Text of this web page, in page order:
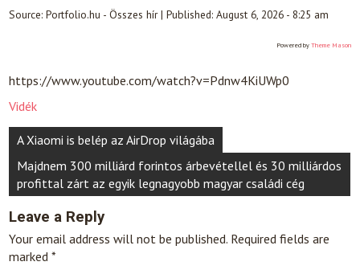
Source:Portfolio.hu - Összes hír|Published:August 6, 2026 - 8:25 am
Powered by Theme Mason
https://www.youtube.com/watch?v=Pdnw4KiUWp0
Vidék
Post
navigation
A Xiaomi is belép az AirDrop világába
Majdnem 300 milliárd forintos árbevétellel és 30 milliárdos
profittal zárt az egyik legnagyobb magyar családi cég
Leave a Reply
Your email address will not be published. Required fields are
marked*